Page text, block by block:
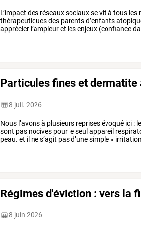
L’impact des réseauxsociauxsevit à tous les
thérapeutiquesdes parentsd’enfants
apprécier l’ampleuret lesenjeux (confiance
thérapeutiques
induites leurs
Particules fines et dermatite
8 juil. 2026
Nous l’avonsà plusieurs reprisesévoqué ici :
sont pas nocives pour leseul appareil
peau. et il nes’agit pasd’unesimple« irritation
Régimes d'éviction : vers la
8 juin 2026